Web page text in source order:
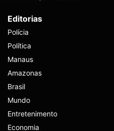
Editorias
Polícia
Política
Manaus
Amazonas
Brasil
Mundo
Entretenimento
Economia